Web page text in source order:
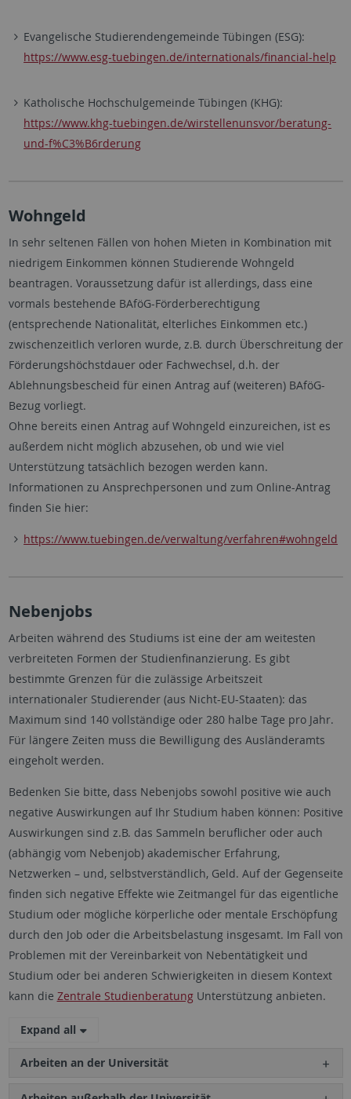
Evangelische Studierendengemeinde Tübingen (ESG):
https://www.esg-tuebingen.de/internationals/financial-help
Katholische Hochschulgemeinde Tübingen (KHG):
https://www.khg-tuebingen.de/wirstellenunsvor/beratung-
und-f%C3%B6rderung
Wohngeld
In sehr seltenen Fällen von hohen Mieten in Kombination mit
niedrigem Einkommen können Studierende Wohngeld
beantragen. Voraussetzung dafür ist allerdings, dass eine
vormals bestehende BAföG-Förderberechtigung
(entsprechende Nationalität, elterliches Einkommen etc.)
zwischenzeitlich verloren wurde, z.B. durch Überschreitung der
Förderungshöchstdauer oder Fachwechsel, d.h. der
Ablehnungsbescheid für einen Antrag auf (weiteren) BAföG-
Bezug vorliegt.
Ohne bereits einen Antrag auf Wohngeld einzureichen, ist es
außerdem nicht möglich abzusehen, ob und wie viel
Unterstützung tatsächlich bezogen werden kann.
Informationen zu Ansprechpersonen und zum Online-Antrag
finden Sie hier:
https://www.tuebingen.de/verwaltung/verfahren#wohngeld
Nebenjobs
Arbeiten während des Studiums ist eine der am weitesten
verbreiteten Formen der Studienfinanzierung. Es gibt
bestimmte Grenzen für die zulässige Arbeitszeit
internationaler Studierender (aus Nicht-EU-Staaten): das
Maximum sind 140 vollständige oder 280 halbe Tage pro Jahr.
Für längere Zeiten muss die Bewilligung des Ausländeramts
eingeholt werden.
Bedenken Sie bitte, dass Nebenjobs sowohl positive wie auch
negative Auswirkungen auf Ihr Studium haben können: Positive
Auswirkungen sind z.B. das Sammeln beruflicher oder auch
(abhängig vom Nebenjob) akademischer Erfahrung,
Netzwerken – und, selbstverständlich, Geld. Auf der Gegenseite
finden sich negative Effekte wie Zeitmangel für das eigentliche
Studium oder mögliche körperliche oder mentale Erschöpfung
durch den Job oder die Arbeitsbelastung insgesamt. Im Fall von
Problemen mit der Vereinbarkeit von Nebentätigkeit und
Studium oder bei anderen Schwierigkeiten in diesem Kontext
kann die Zentrale StudienberatungUnterstützung anbieten.
Expand all
Arbeiten an der Universität